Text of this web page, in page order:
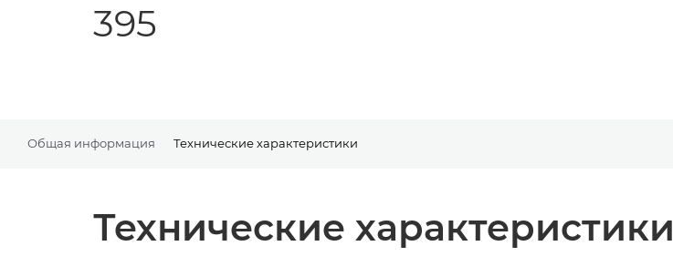
395
Общая информация Технические характеристики
Технические характеристики